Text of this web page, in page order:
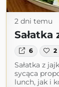
2 dni temu
6 2
Sałatka z
sycąca
lunch, jak i